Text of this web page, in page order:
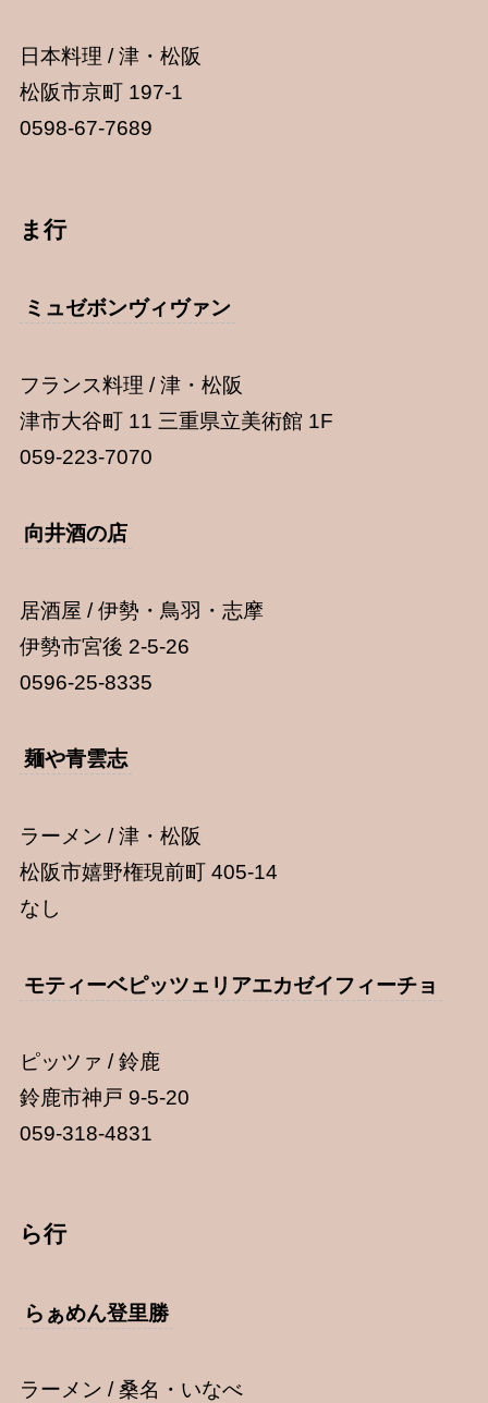
日本料理 / 津・松阪
松阪市京町 197-1
0598-67-7689
ま行
ミュゼボンヴィヴァン
フランス料理 / 津・松阪
津市大谷町 11 三重県立美術館 1F
059-223-7070
向井酒の店
居酒屋 / 伊勢・鳥羽・志摩
伊勢市宮後 2-5-26
0596-25-8335
麺や青雲志
ラーメン / 津・松阪
松阪市嬉野権現前町 405-14
なし
モティーベピッツェリアエカゼイフィーチョ
ピッツァ / 鈴鹿
鈴鹿市神戸 9-5-20
059-318-4831
ら行
らぁめん登里勝
ラーメン / 桑名・いなべ